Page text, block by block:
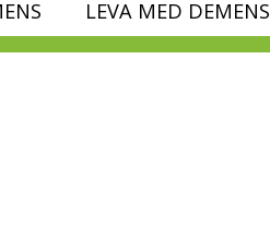
LEVA MED DEMENS